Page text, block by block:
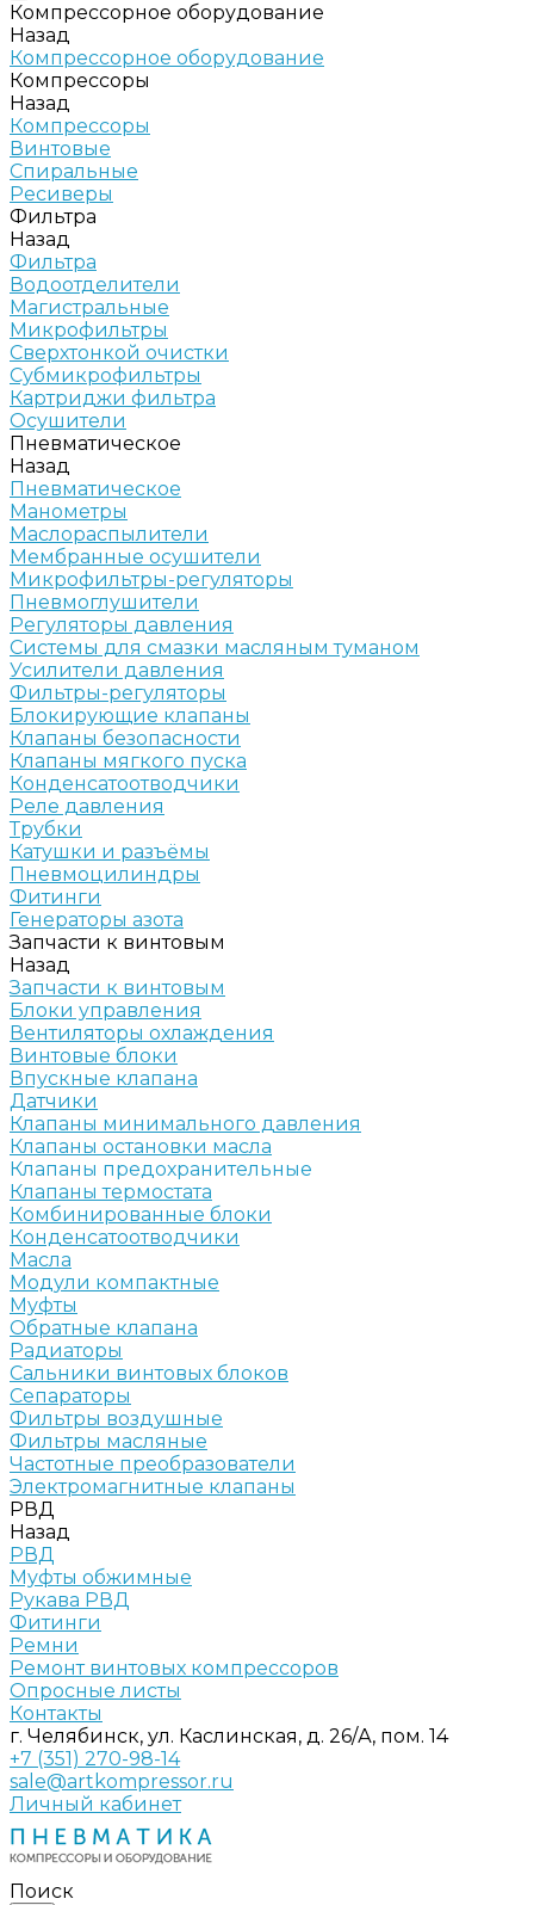
Компрессорное оборудование
Назад
Компрессорное оборудование
Компрессоры
Назад
Компрессоры
Винтовые
Спиральные
Ресиверы
Фильтра
Назад
Фильтра
Водоотделители
Магистральные
Микрофильтры
Сверхтонкой очистки
Субмикрофильтры
Картриджи фильтра
Осушители
Пневматическое
Назад
Пневматическое
Манометры
Маслораспылители
Мембранные осушители
Микрофильтры-регуляторы
Пневмоглушители
Регуляторы давления
Системы для смазки масляным туманом
Усилители давления
Фильтры-регуляторы
Блокирующие клапаны
Клапаны безопасности
Клапаны мягкого пуска
Конденсатоотводчики
Реле давления
Трубки
Катушки и разъёмы
Пневмоцилиндры
Фитинги
Генераторы азота
Запчасти к винтовым
Назад
Запчасти к винтовым
Блоки управления
Вентиляторы охлаждения
Винтовые блоки
Впускные клапана
Датчики
Клапаны минимального давления
Клапаны остановки масла
Клапаны предохранительные
Клапаны термостата
Комбинированные блоки
Конденсатоотводчики
Масла
Модули компактные
Муфты
Обратные клапана
Радиаторы
Сальники винтовых блоков
Сепараторы
Фильтры воздушные
Фильтры масляные
Частотные преобразователи
Электромагнитные клапаны
РВД
Назад
РВД
Муфты обжимные
Рукава РВД
Фитинги
Ремни
Ремонт винтовых компрессоров
Опросные листы
Контакты
г. Челябинск, ул. Каслинская, д. 26/А, пом. 14
+7 (351) 270-98-14
sale@artkompressor.ru
Личный кабинет
Поиск